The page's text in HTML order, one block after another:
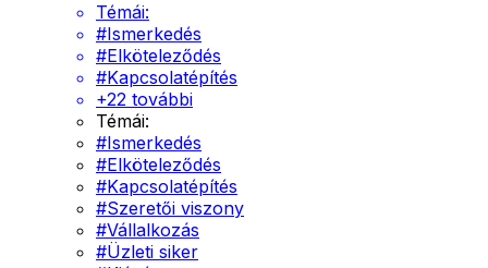
Témái:
#Ismerkedés
#Elköteleződés
#Kapcsolatépítés
+22 további
Témái:
#Ismerkedés
#Elköteleződés
#Kapcsolatépítés
#Szeretői viszony
#Vállalkozás
#Üzleti siker